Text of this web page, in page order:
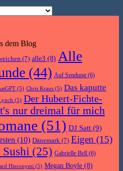
dem Blog
(7) alle3 (8) Alle
(44) Auf Sendung (6)
(5) Chris Kraus (5) Das kaputte
(5) Der Hubert-Fichte-
nur dreimal für mich
(51) DJ Satt (9)
(10) Dänemark (7) Eigen (15)
(25) Gabrielle Bell (6)
Hieronymi (5) Megan Boyle (8)